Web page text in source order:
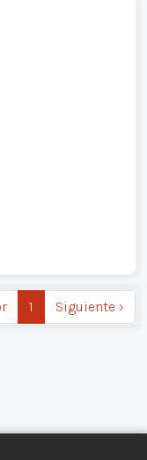
1 Siguiente ›